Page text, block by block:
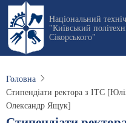
Перейти
основного
вмісту
Національний
"Київський
Сікорського"
Головна
Стипендіати ректора з ІТС
Олександр Ящук]